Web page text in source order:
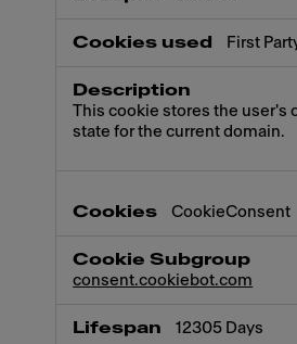
First
This cookie stores the user's
state for the current domain.
CookieConsent
consent.cookiebot.com
12305 Days